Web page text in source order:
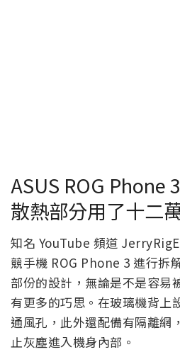
ASUS ROG Phone
散熱部分用了十二
知名 YouTube 頻道
競手機 ROG Phone 3 進行拆
部份的設計，無論是不是容易
有更多的巧思。在玻璃機背上
通風孔，此外還配備有隔離網
止灰塵進入機身內部。